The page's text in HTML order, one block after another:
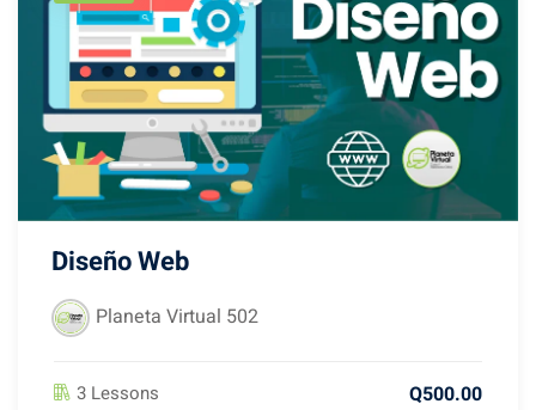
Diseño Web
Planeta Virtual 502
3 Lessons Q500.00